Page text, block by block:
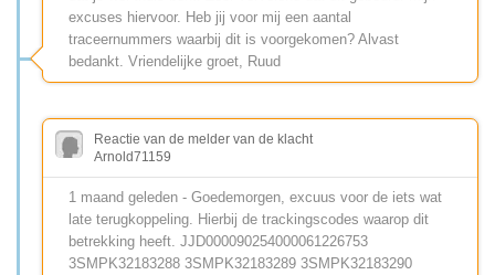
excuses hiervoor. Heb jij voor mij een aantal
traceernummers waarbij dit is voorgekomen? Alvast
bedankt. Vriendelijke groet, Ruud
Reactie van de melder van de klacht
Arnold71159
1 maand geleden - Goedemorgen, excuus voor de iets wat
late terugkoppeling. Hierbij de trackingscodes waarop dit
betrekking heeft. JJD000090254000061226753
3SMPK32183288 3SMPK32183289 3SMPK32183290